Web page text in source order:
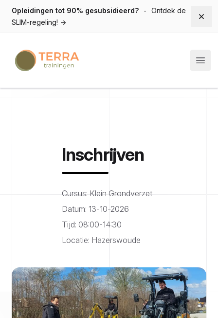
Opleidingen tot 90% gesubsidieerd?
Ontdek de
SLIM-regeling! →
Terra trainingen
Inschrijven
Cursus: Klein Grondverzet
Datum: 13-10-2026
Tijd: 08:00-14:30
Locatie: Hazerswoude